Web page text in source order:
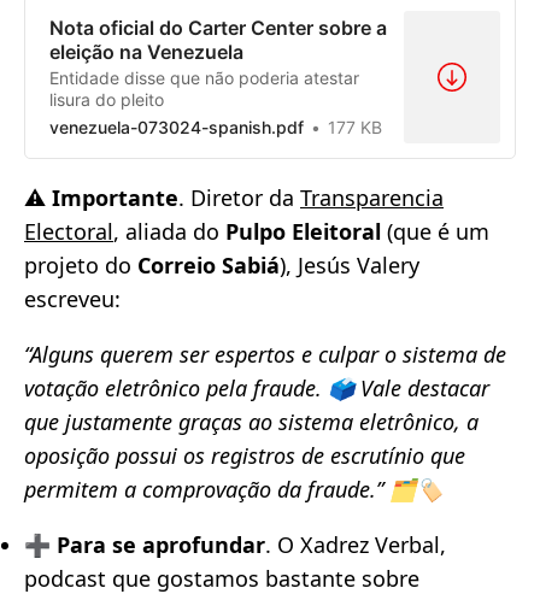
Nota oficial do Carter Center sobre a
eleição na Venezuela
Entidade disse que não poderia atestar
lisura do pleito
venezuela-073024-spanish.pdf
177 KB
⚠️ Importante. Diretor da Transparencia
Electoral, aliada do Pulpo Eleitoral (que é um
projeto do Correio Sabiá), Jesús Valery
escreveu:
“Alguns querem ser espertos e culpar o sistema de
votação eletrônico pela fraude. 🗳️ Vale destacar
que justamente graças ao sistema eletrônico, a
oposição possui os registros de escrutínio que
permitem a comprovação da fraude.” 🗂️🏷️
➕ Para se aprofundar. O Xadrez Verbal,
podcast que gostamos bastante sobre